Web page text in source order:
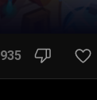
935